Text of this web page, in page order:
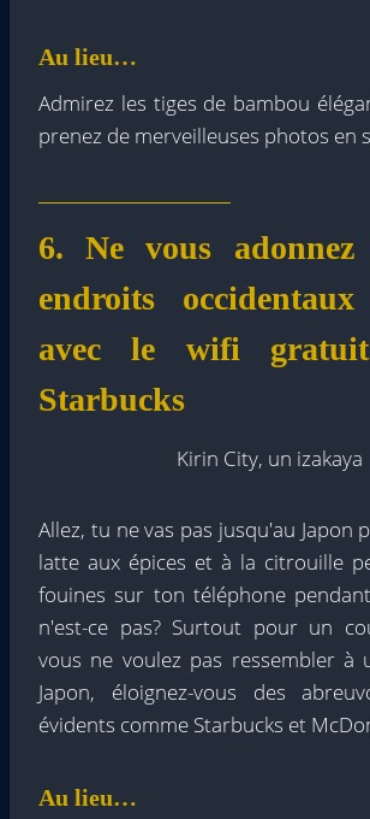
Au lieu…
Admirez les tiges de bambou
prenez de merveilleuses photos en
6. Ne vous
endroits occidentaux
avec le wifi gratuit
Starbucks
Kirin City, un izakaya
Allez, tu ne vas pas jusqu'au Japon
latte aux épices et à la citrouille
fouines sur ton téléphone
n'est-ce pas? Surtout pour un
vous ne voulez pas ressembler à
Japon, éloignez-vous des
évidents comme Starbucks et
Au lieu…